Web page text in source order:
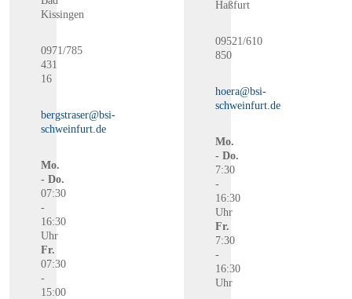
Kissingen
0971/785
431
16
bergstraser@bsi-
schweinfurt.de
Mo.
- Do.
07:30
-
16:30
Uhr
Fr.
07:30
-
15:00
Haßfurt
09521/610
850
hoera@bsi-
schweinfurt.de
Mo.
- Do.
7:30
-
16:30
Uhr
Fr.
7:30
-
16:30
Uhr